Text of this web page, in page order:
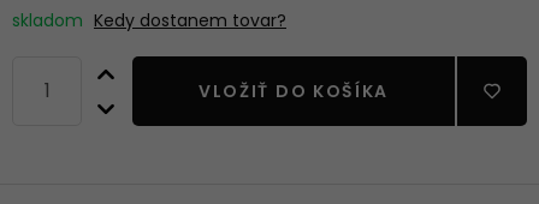
skladom Kedy dostanem tovar?
VLOŽIŤ DO KOŠÍKA